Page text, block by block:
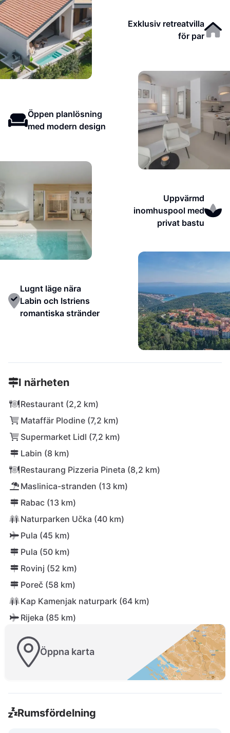
Exklusiv retreatvilla
för par
Öppen planlösning
med modern design
Uppvärmd
inomhuspool med
privat bastu
Lugnt läge nära
Labin och Istriens
romantiska stränder
I närheten
Restaurant (2,2 km)
Mataffär Plodine (7,2 km)
Supermarket Lidl (7,2 km)
Labin (8 km)
Restaurang Pizzeria Pineta (8,2 km)
Maslinica-stranden (13 km)
Rabac (13 km)
Naturparken Učka (40 km)
Pula (45 km)
Pula (50 km)
Rovinj (52 km)
Poreč (58 km)
Kap Kamenjak naturpark (64 km)
Rijeka (85 km)
Öppna karta
Rumsfördelning